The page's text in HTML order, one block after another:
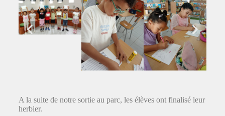
A la suite de notre sortie au parc, les élèves ont finalisé leur
herbier.